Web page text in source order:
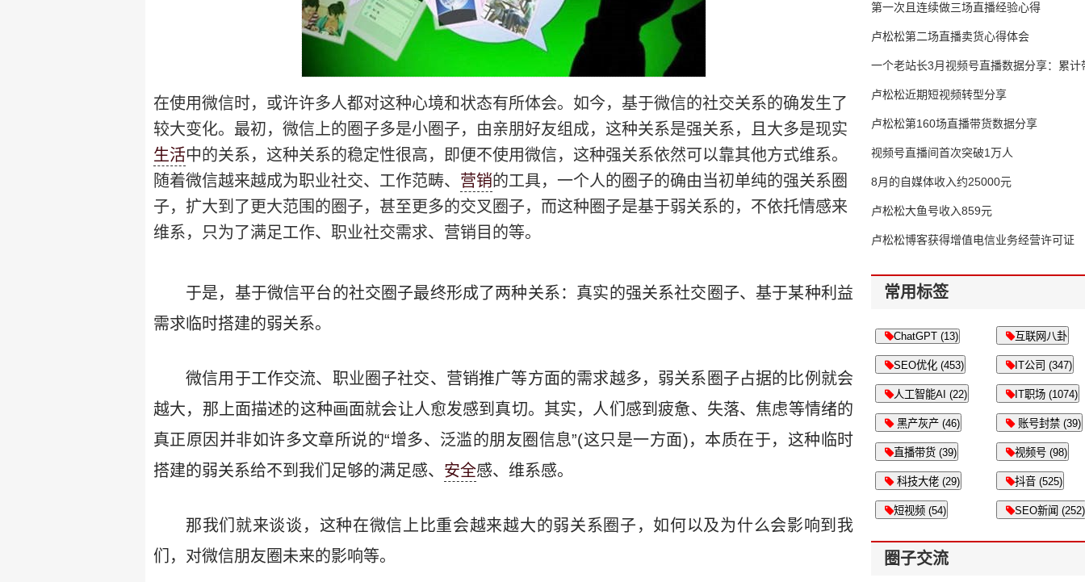
在使用微信时，或许许多人都对这种心境和状态有所体会。如今，基于微信的社交关系的确发生了
较大变化。最初，微信上的圈子多是小圈子，由亲朋好友组成，这种关系是强关系，且大多是现实
生活中的关系，这种关系的稳定性很高，即便不使用微信，这种强关系依然可以靠其他方式维系。
随着微信越来越成为职业社交、工作范畴、 营销的工具，一个人的圈子的确由当初单纯的强关系圈
子，扩大到了更大范围的圈子，甚至更多的交叉圈子，而这种圈子是基于弱关系的，不依托情感来
维系，只为了满足工作、职业社交需求、营销目的等。
于是，基于微信平台的社交圈子最终形成了两种关系：真实的强关系社交圈子、基于某种利益
需求临时搭建的弱关系。
微信用于工作交流、职业圈子社交、营销推广等方面的需求越多，弱关系圈子占据的比例就会
越大，那上面描述的这种画面就会让人愈发感到真切。其实，人们感到疲惫、失落、焦虑等情绪的
真正原因并非如许多文章所说的“增多、泛滥的朋友圈信息”(这只是一方面)，本质在于，这种临时
搭建的弱关系给不到我们足够的满足感、 安全感、维系感。
那我们就来谈谈，这种在微信上比重会越来越大的弱关系圈子，如何以及为什么会影响到我
们，对微信朋友圈未来的影响等。
第一次且连续做三场直播经验心得
卢松松第二场直播卖货心得体会
一个老站长3月视频号直播数据分享：累计
65万
卢松松近期短视频转型分享
卢松松第160场直播带货数据分享
视频号直播间首次突破1万人
8月的自媒体收入约25000元
卢松松大鱼号收入859元
卢松松博客获得增值电信业务经营许可证
常用标签
ChatGPT (13) 互联网八卦
SEO优化 (453) IT公司 (347)
人工智能AI (22) IT职场 (1074)
黑产灰产 (46) 账号封禁 (39)
直播带货 (39) 视频号 (98)
科技大佬 (29) 抖音 (525)
短视频 (54) SEO新闻 (252)
圈子交流